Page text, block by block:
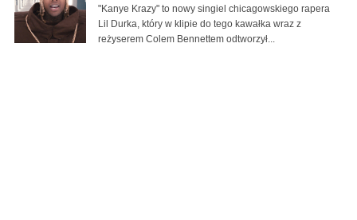
"Kanye Krazy" to nowy singiel chicagowskiego rapera
Lil Durka, który w klipie do tego kawałka wraz z
reżyserem Colem Bennettem odtworzył...